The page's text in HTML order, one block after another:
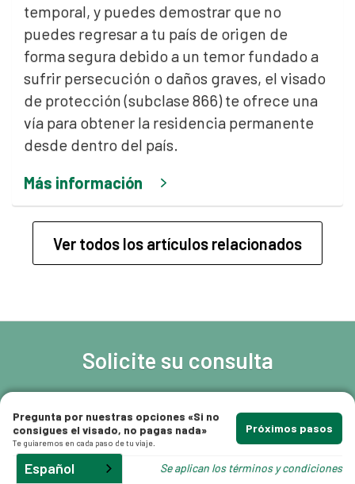
temporal, y puedes demostrar que no
puedes regresar a tu país de origen de
forma segura debido a un temor fundado a
sufrir persecución o daños graves, el visado
de protección (subclase 866) te ofrece una
vía para obtener la residencia permanente
desde dentro del país.
Más información
Ver todos los artículos relacionados
Solicite su consulta
nuestros abogados especializados en
migración se pondrá en contacto con usted lo
antes posible.
Pregunta por nuestras opciones «Si no
consigues el visado, no pagas nada»
Te guiaremos en cada paso de tu viaje.
Próximos pasos
Se aplican los términos y condiciones
Español